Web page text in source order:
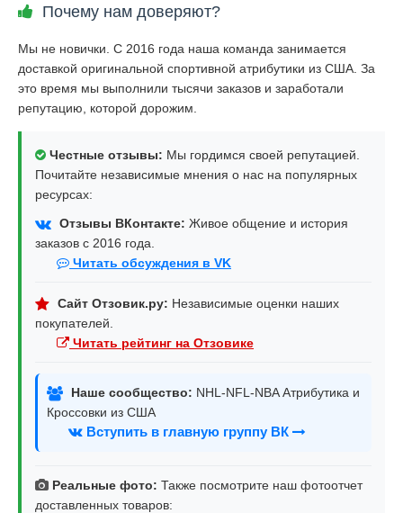
Почему нам доверяют?
Мы не новички. С 2016 года наша команда занимается
доставкой оригинальной спортивной атрибутики из США. За
это время мы выполнили тысячи заказов и заработали
репутацию, которой дорожим.
Честные отзывы: Мы гордимся своей репутацией.
Почитайте независимые мнения о нас на популярных
ресурсах:
Отзывы ВКонтакте: Живое общение и история
заказов с 2016 года.
Читать обсуждения в VK
Сайт Отзовик.ру: Независимые оценки наших
покупателей.
Читать рейтинг на Отзовике
Наше сообщество: NHL-NFL-NBA Атрибутика и
Кроссовки из США
Вступить в главную группу ВК
Реальные фото: Также посмотрите наш фотоотчет
доставленных товаров: